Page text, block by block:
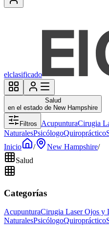
elclasificado
Salud
en el estado de New Hampshire
Filtros AcupunturaCirugia
NaturalesPsicólogoQuiropráctico
Inicio
/ New Hampshire/
Salud
Categorías
AcupunturaCirugia Laser Ojos y
NaturalesPsicólogoQuiropráctico